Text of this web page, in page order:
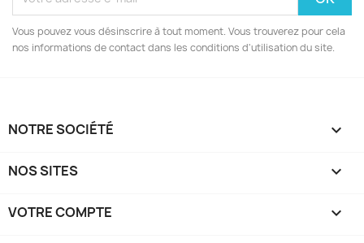
Vous pouvez vous désinscrire à tout moment. Vous trouverez pour cela
nos informations de contact dans les conditions d'utilisation du site.
NOTRE SOCIÉTÉ 
NOS SITES 
VOTRE COMPTE 